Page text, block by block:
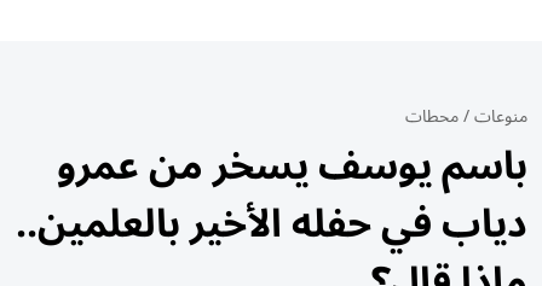
منوعات/محطات
باسم يوسف يسخر من عمرو
دياب في حفله الأخير بالعلمين..